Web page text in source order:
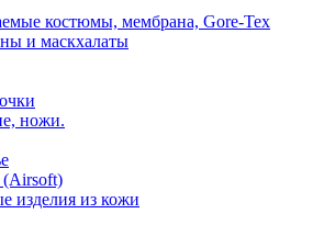
костюмы, мембрана, Gore-Tex
и маскхалаты
ножи.
(Airsoft)
изделия из кожи